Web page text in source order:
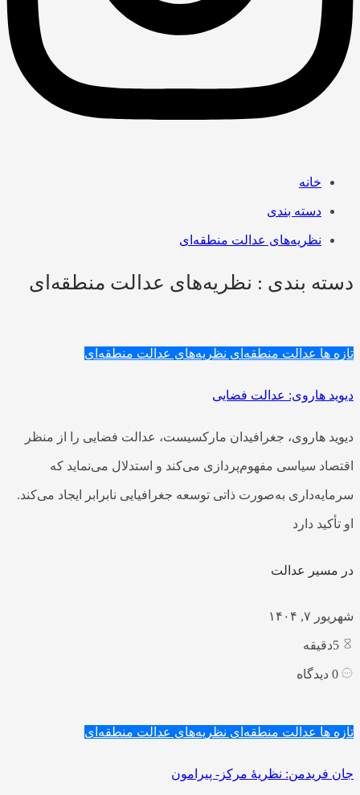
خانه
دسته بندی
نظریه‌های عدالت منطقه‌ای
دسته بندی : نظریه‌های عدالت منطقه‌ای
تازه ها عدالت منطقه‌ای نظریه‌های عدالت منطقه‌ای
دیوید هاروی: عدالت فضایی
دیوید هاروی، جغرافیدان مارکسیست، عدالت فضایی را از منظر
اقتصاد سیاسی مفهوم‌پردازی می‌کند و استدلال می‌نماید که
سرمایه‌داری به‌صورت ذاتی توسعه جغرافیایی نابرابر ایجاد می‌کند.
او تأکید دارد
در مسیر عدالت
شهریور ۷, ۱۴۰۴
دقیقه
دیدگاه
تازه ها عدالت منطقه‌ای نظریه‌های عدالت منطقه‌ای
جان فریدمن: نظریۀ مرکز- پیرامون